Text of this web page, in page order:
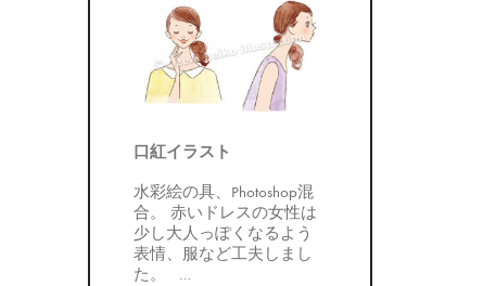
口紅イラスト
水彩絵の具、Photoshop混
合。 赤いドレスの女性は
少し大人っぽくなるよう
表情、服など工夫しまし
た。
…